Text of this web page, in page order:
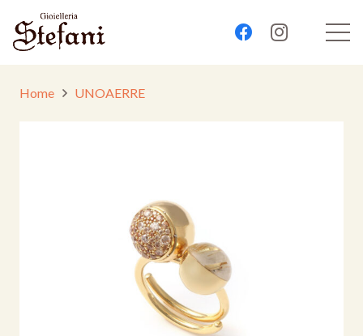
Home UNOAERRE